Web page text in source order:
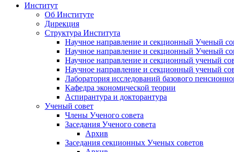
Институт
Об Институте
Дирекция
Структура Института
Научное направление и секционный Ученый
Научное направление и секционный Ученый
Научное направление и секционный ученый
Научное направление и секционный ученый
Лаборатория исследований базового
Кафедра экономической теории
Аспирантура и докторантура
Ученый совет
Члены Ученого совета
Заседания Ученого совета
Архив
Заседания секционных Ученых советов